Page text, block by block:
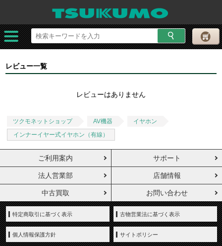
レビュー一覧
レビューはありません
ツクモネットショップ AV機器
イヤホン
インナーイヤー式イヤホン（有線）
ご利用案内 サポート
法人営業部 店舗情報
中古買取 お問い合わせ
特定商取引に基づく表示 古物営業法に基づく表示
個人情報保護方針 サイトポリシー